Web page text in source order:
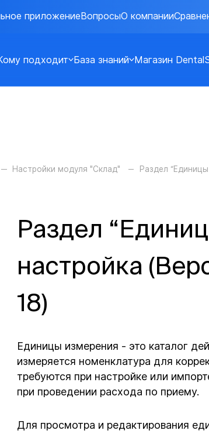
приложениеВопросыО компании
подходит База знаний Магазин
Настройки модуля "Склад" Раздел
Раздел
настройка
18)
Единицы измерения - это каталог
измеряется номенклатура для
требуются при настройке или
при проведении расхода по приему.
Для просмотра и редактирования